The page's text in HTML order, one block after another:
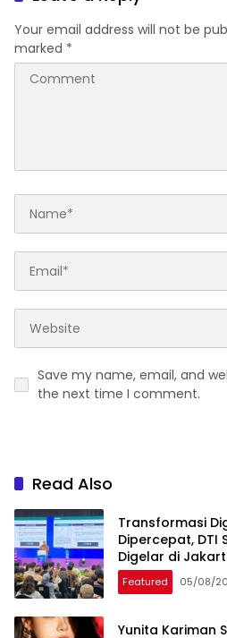
Your email address will not be
marked *
Save my name, email, and
the next time I comment.
Read Also
Transformasi
Dipercepat, DTI
Digelar di
Featured 05/08/
Yunita Kariman